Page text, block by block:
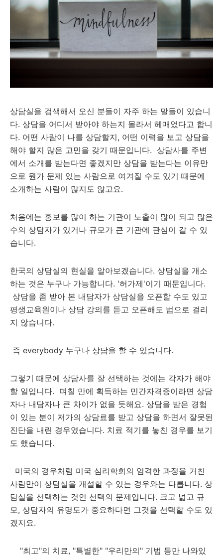
상담실을 검색해서 오신 분들이 자주 하는 말들이 있습니
다. 상담을 어디서 받아야 하는지 몰라서 헤매었다고 합니
다. 어떤 사람이 나를 상담할지, 어떤 이력을 보고 상담을
해야 할지 많은 고민을 갖기 때문입니다. 상담사를 주변
에서 소개를 받는다면 좋겠지만 상담을 받는다는 이유만
으로 뭔가 문제 있는 사람으로 여겨질 수도 있기 때문에
소개하는 사람이 많지도 않고요.
처음에는 홍보를 많이 하는 기관이 노출이 많이 되고 많은
수의 상담자가 있거나 규모가 큰 기관에 관심이 갈 수 있
습니다.
한국의 상담실의 현실을 알아보겠습니다. 상담실을 개소
하는 것은 누구나 가능합니다. '허가제'이기 때문입니다.
상담을 좀 받아 본 내담자가 상담실을 오픈할 수도 있고
평생교육원이나 상담 강의를 듣고 오픈해도 법으로 걸리
지 않습니다.
즉 everybody 누구나 상담을 할 수 있습니다.
그렇기 때문에 상담사를 잘 선택하는 것에는 각자가 해야
할 일입니다. 며칠 만에 획득하는 민간자격증이라면 상담
자나 내담자나 큰 차이가 없을 듯해요. 상담을 받은 경험
이 있는 분이 저가의 상담료를 받고 상담을 하면서 잘못된
진단을 내린 경우였습니다. 치료 적기를 놓친 경우를 보기
도 했습니다.
미국의 경우처럼 미국 심리학회의 엄격한 과정을 거친
사람만이 상담실을 개설할 수 있는 경우와는 다릅니다. 상
담실을 선택하는 것인 선택의 문제입니다. 크고 넓고 규
모, 상담자의 유명도가 중요하다면 그것을 선택할 수도 있
겠지요.
"최고"의 치료, "특별한" "우리만의" 기법 등만 나와있